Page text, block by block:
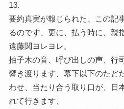
13.
要約真実が報じられた、この記
るのです、更に、払う時に、親
遠藤関ヨレヨレ。
拍子木の音、呼び出しの声、行
響き渡ります、幕下以下のたど
わせ、当たり合う取り口が、日
れて行きます、